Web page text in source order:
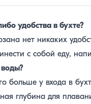
удобства в бухте?
нет никаких
с собой еду,
больше у входа в
глубина для